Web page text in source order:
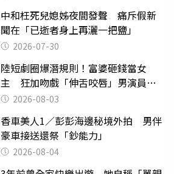
中和枉死兒媳姊夜間發聲 痛斥假新
聞在「已逝者身上再灑一把鹽」
2026-07-30
陸短劇圈爆潛規則！富婆砸錢當女
主 狂加吻戲「伸舌咬唇」男演員崩
潰 2026-08-03
香車美人1／彭彭海邊秘境外拍 男伴
豪車接送還祭「鈔能力」
2026-08-04